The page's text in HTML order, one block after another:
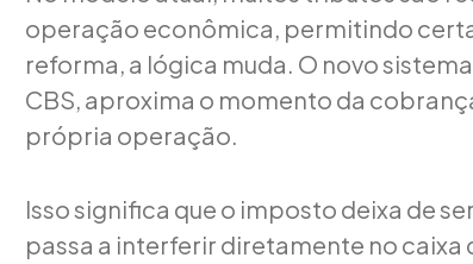
operação econômica, permitindo
reforma, a lógica muda. O novo
CBS, aproxima o momento da
própria operação.
Isso significa que o imposto deixa de
passa a interferir diretamente no caixa